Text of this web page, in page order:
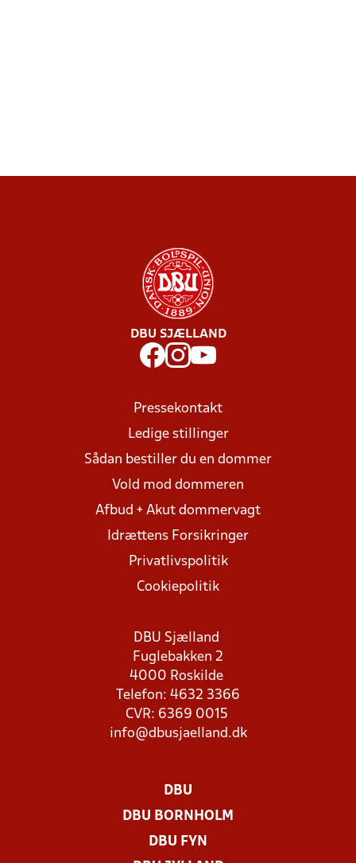
DBU SJÆLLAND
Pressekontakt
Ledige stillinger
Sådan bestiller du en dommer
Vold mod dommeren
Afbud + Akut dommervagt
Idrættens Forsikringer
Privatlivspolitik
Cookiepolitik
DBU Sjælland
Fuglebakken 2
4000 Roskilde
Telefon: 4632 3366
CVR: 6369 0015
info@dbusjaelland.dk
DBU
DBU BORNHOLM
DBU FYN